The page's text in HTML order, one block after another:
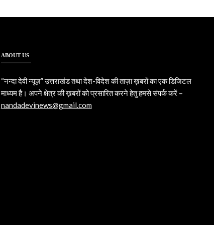
ABOUT US
“नन्दा देवी न्यूज़” उत्तराखंड तथा देश-विदेश की ताज़ा ख़बरों का एक डिजिटल
माध्यम है। अपने क्षेत्र की ख़बरों को प्रसारित करने हेतु हमसे संपर्क करें –
nandadevinews@gmail.com